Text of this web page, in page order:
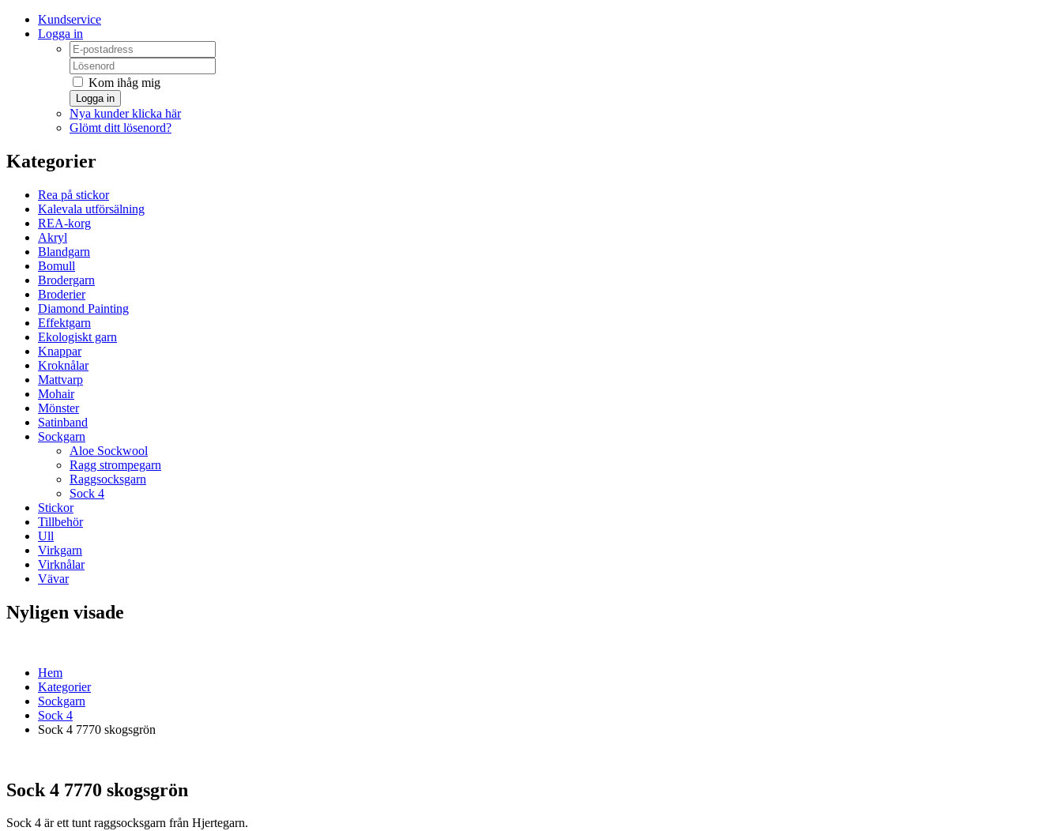
Kundservice
Logga in
Kom ihåg mig
Logga in
Nya kunder klicka här
Glömt ditt lösenord?
Kategorier
Rea på stickor
Kalevala utförsälning
REA-korg
Akryl
Blandgarn
Bomull
Brodergarn
Broderier
Diamond Painting
Effektgarn
Ekologiskt garn
Knappar
Kroknålar
Mattvarp
Mohair
Mönster
Satinband
Sockgarn
Aloe Sockwool
Ragg strompegarn
Raggsocksgarn
Sock 4
Stickor
Tillbehör
Ull
Virkgarn
Virknålar
Vävar
Nyligen visade
Hem
Kategorier
Sockgarn
Sock 4
Sock 4 7770 skogsgrön
Sock 4 7770 skogsgrön
Sock 4 är ett tunt raggsocksgarn från Hjertegarn.